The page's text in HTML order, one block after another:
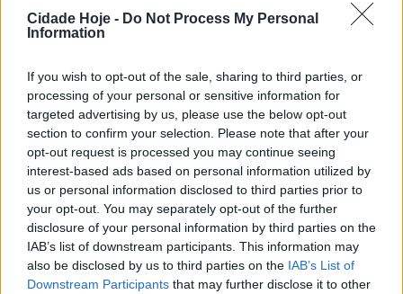
Cidade Hoje - Do Not Process My Personal
Information
If you wish to opt-out of the sale, sharing to third parties, or
processing of your personal or sensitive information for
targeted advertising by us, please use the below opt-out
section to confirm your selection. Please note that after your
opt-out request is processed you may continue seeing
interest-based ads based on personal information utilized by
us or personal information disclosed to third parties prior to
your opt-out. You may separately opt-out of the further
disclosure of your personal information by third parties on the
IAB’s list of downstream participants. This information may
also be disclosed by us to third parties on the IAB’s List of
Downstream Participants that may further disclose it to other
Famalicão: “Teatro N’Aldeia” começa a
percorrer o concelho no domingo
CIDADE HOJE 27 DE SETEMBRO, 2023 0
Famalicão: Grutaca sobe ao palco no próximo
fim de semana
CIDADE HOJE 26 DE SETEMBRO, 2023 0
Famalicão: Décima quinta edição do Festival